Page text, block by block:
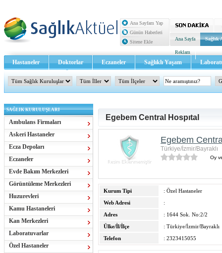
Ana Sayfam Yap
Günün Haberleri
Sitene Ekle
Ana Sayfa Sağlık
Reklam
Hastaneler Doktorlar Eczaneler Sağlıklı Yaşam
Sağlık TV - Video İletişim
SAĞLIK KURULUŞLARI
Ambulans Firmaları
Askeri Hastaneler
Ecza Depoları
Eczaneler
Evde Bakım Merkezleri
Görüntüleme Merkezleri
Huzurevleri
Kamu Hastaneleri
Kan Merkezleri
Laboratuvarlar
Özel Hastaneler
Egebem Central Hospıtal
Egebem
Türkiye/İzmir/Bayraklı
Oy
Kurum Tipi
: Özel Hastaneler
Web Adresi
:
Adres
: 1644 Sok. No:2/2
Ülke/İl/İlçe
: Türkiye/İzmir/Bayraklı
Telefon
: 2323415055